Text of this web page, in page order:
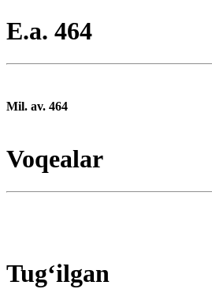
E.a. 464
Mil. av. 464
Voqealar
Tugʻilgan